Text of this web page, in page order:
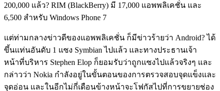
200,000 แล้ว? RIM (BlackBerry) มี 17,000 แอพพลิเคชั่น และ
6,500 สำหรับ Windows Phone 7
แต่ท่ามกลางข่าวดีของแอพพลิเคชั่น ก็มีข่าวร้ายว่า Android? ได้
ขึ้นแท่นอันดับ 1 แซง Symbian ไปแล้ว และทางประธานเจ้า
หน้าที่บริหาร Stephen Elop ก็ยอมรับว่าถูกแซงไปแล้วจริงๆ และ
กล่าวว่า Nokia กำลังอยู่ในขั้นตอนของการตรวจสอบจุดแข็งและ
จุดอ่อน และในอีกไม่กี่เดือนข้างหน้าจะโฟกัสไปที่การขยายช่อง